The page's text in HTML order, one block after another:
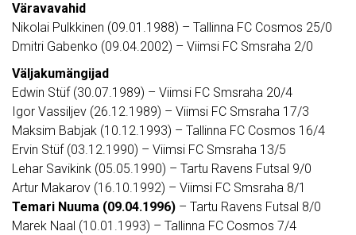
Väravavahid
Nikolai Pulkkinen (09.01.1988) – Tallinna FC Cosmos 25/0
Dmitri Gabenko (09.04.2002) – Viimsi FC Smsraha 2/0
Väljakumängijad
Edwin Stüf (30.07.1989) – Viimsi FC Smsraha 20/4
Igor Vassiljev (26.12.1989) – Viimsi FC Smsraha 17/3
Maksim Babjak (10.12.1993) – Tallinna FC Cosmos 16/4
Ervin Stüf (03.12.1990) – Viimsi FC Smsraha 13/5
Lehar Savikink (05.05.1990) – Tartu Ravens Futsal 9/0
Artur Makarov (16.10.1992) – Viimsi FC Smsraha 8/1
Temari Nuuma (09.04.1996) – Tartu Ravens Futsal 8/0
Marek Naal (10.01.1993) – Tallinna FC Cosmos 7/4